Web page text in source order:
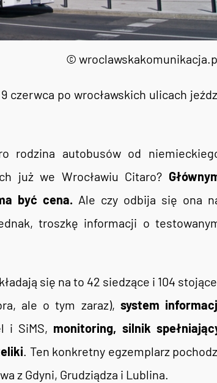
©
czerwca po wrocławskich ulicach
rodzina autobusów od
już we Wrocławiu Citaro?
być cena. Ale czy odbija się ona
troszkę informacji o
się na to 42 siedzące i 104
ale o tym zaraz), system
i SiMS, monitoring, silnik
. Ten konkretny egzemplarz
z Gdyni, Grudziądza i Lublina.